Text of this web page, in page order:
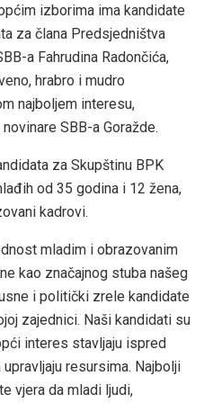
izborima ima kandidate
za člana Predsjedništva
a Fahrudina Radončića,
hrabro i mudro
najboljem interesu,
SBB-a Goražde.
za Skupštinu BPK
od 35 godina i 12 žena,
kadrovi.
mladim i obrazovanim
kao značajnog stuba našeg
i politički zrele kandidate
zajednici. Naši kandidati su
interes stavljaju ispred
resursima. Najbolji
vjera da mladi ljudi,